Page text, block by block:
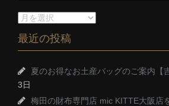
最近の投稿
夏のお得なお土産バッグのご案内【
3日
梅田の財布専門店 mic KITTE大阪店